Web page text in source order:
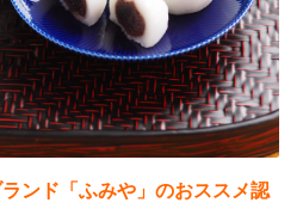
ンド「ふみや」のおススメ認